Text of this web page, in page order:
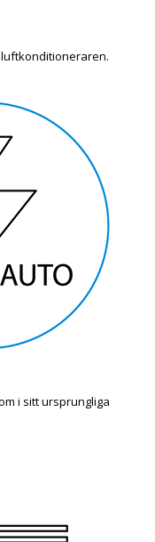
i sitt ursprungliga